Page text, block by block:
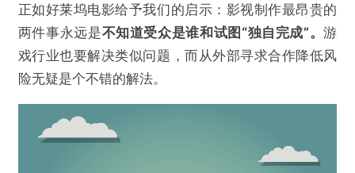
正如好莱坞电影给予我们的启示：影视制作最昂贵的
两件事永远是不知道受众是谁和试图 “独自完成”。游
戏行业也要解决类似问题，而从外部寻求合作降低风
险无疑是个不错的解法。